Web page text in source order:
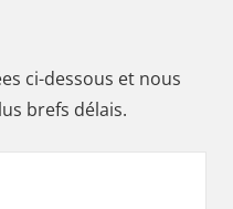
ci-dessous et nous
brefs délais.